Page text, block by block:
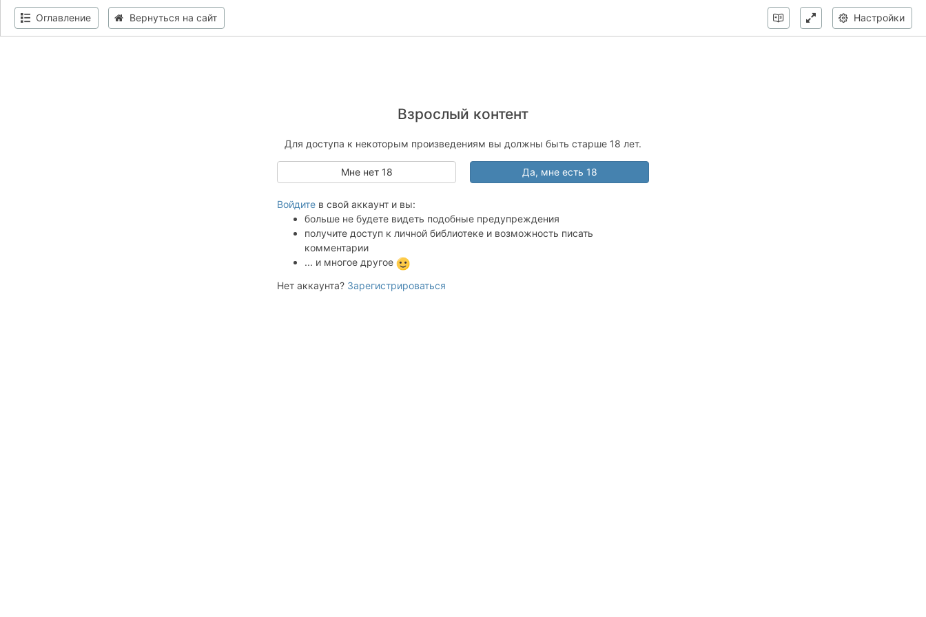
Оглавление Вернуться на сайт Настройки
Взрослый контент
Для доступа к некоторым произведениям вы должны быть старше 18 лет.
Мне нет 18 Да, мне есть 18
Войдите в свой аккаунт и вы:
больше не будете видеть подобные предупреждения
получите доступ к личной библиотеке и возможность писать
комментарии
... и многое другое
Нет аккаунта? Зарегистрироваться